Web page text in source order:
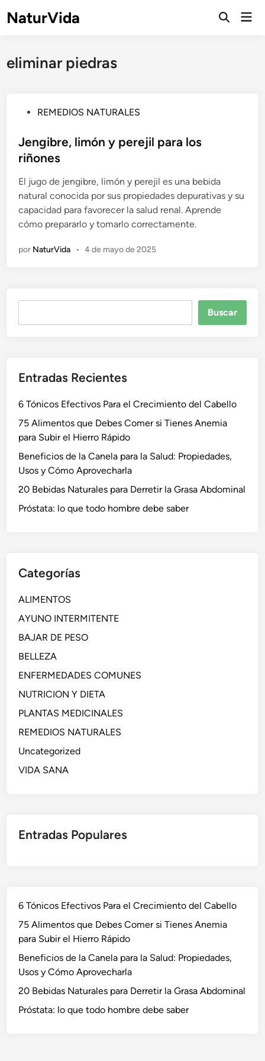
NaturVida
Abrir
eliminar piedras
b
l
c
a
d
o
n
REMEDIOS NATURALES
Jengibre, limón y perejil para los
riñones
El jugo de jengibre, limón y perejil es una bebida
natural conocida por sus propiedades depurativas y su
capacidad para favorecer la salud renal. Aprende
cómo prepararlo y tomarlo correctamente.
por NaturVida • 4 de mayo de 2025
Buscar
Entradas Recientes
6 Tónicos Efectivos Para el Crecimiento del Cabello
75 Alimentos que Debes Comer si Tienes Anemia
para Subir el Hierro Rápido
Beneficios de la Canela para la Salud: Propiedades,
Usos y Cómo Aprovecharla
20 Bebidas Naturales para Derretir la Grasa Abdominal
Próstata: lo que todo hombre debe saber
Categorías
ALIMENTOS
AYUNO INTERMITENTE
BAJAR DE PESO
BELLEZA
ENFERMEDADES COMUNES
NUTRICION Y DIETA
PLANTAS MEDICINALES
REMEDIOS NATURALES
Uncategorized
VIDA SANA
Entradas Populares
6 Tónicos Efectivos Para el Crecimiento del Cabello
75 Alimentos que Debes Comer si Tienes Anemia
para Subir el Hierro Rápido
Beneficios de la Canela para la Salud: Propiedades,
Usos y Cómo Aprovecharla
20 Bebidas Naturales para Derretir la Grasa Abdominal
Próstata: lo que todo hombre debe saber